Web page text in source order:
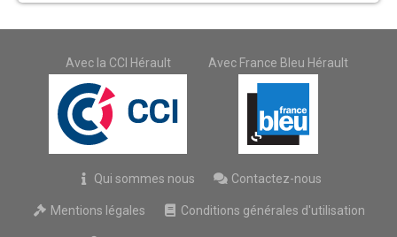
Avec la CCI Hérault Avec France Bleu Hérault
Qui sommes nous Contactez-nous
Mentions légales Conditions générales d'utilisation